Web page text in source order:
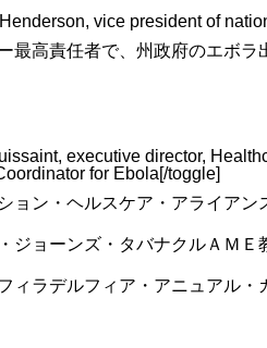
vice president of
最高責任者で、州政府のエボ
executive director,
for Ebola[/toggle]
ョン・ヘルスケア・アライア
ジョーンズ・タバナクルＡＭ
ィラデルフィア・アニュアル